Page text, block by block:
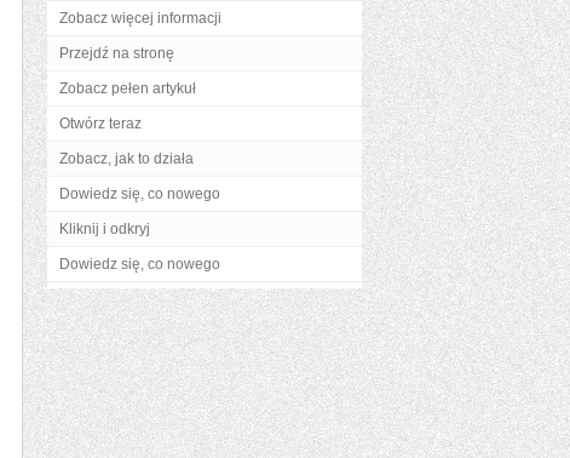
Zobacz więcej informacji
Przejdź na stronę
Zobacz pełen artykuł
Otwórz teraz
Zobacz, jak to działa
Dowiedz się, co nowego
Kliknij i odkryj
Dowiedz się, co nowego